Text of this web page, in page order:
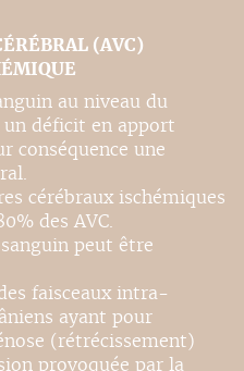
(AVC)
au niveau du
déficit en apport
conséquence une
cérébraux ischémiques
des AVC.
peut être
faisceaux intra-
ayant pour
(rétrécissement)
provoquée par la